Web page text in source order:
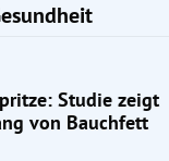
Studie zeigt
von Bauchfett